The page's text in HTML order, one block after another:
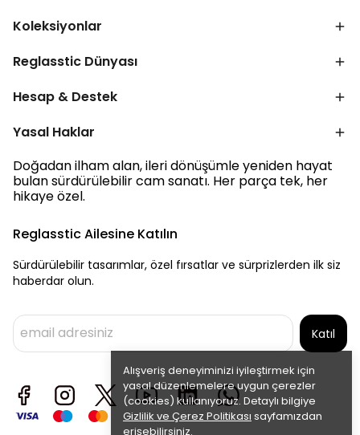
Alışveriş deneyiminizi iyileştirmek için
yasal düzenlemelere uygun çerezler
(cookies) kullanıyoruz. Detaylı bilgiye
Gizlilik ve Çerez Politikası sayfamızdan
erişebilirsiniz.
Koleksiyonlar
Reglasstic Dünyası
Hesap & Destek
Yasal Haklar
Doğadan ilham alan, ileri dönüşümle yeniden hayat
bulan sürdürülebilir cam sanatı. Her parça tek, her
hikaye özel.
Reglasstic Ailesine Katılın
Sürdürülebilir tasarımlar, özel fırsatlar ve sürprizlerden ilk siz
haberdar olun.
Katıl